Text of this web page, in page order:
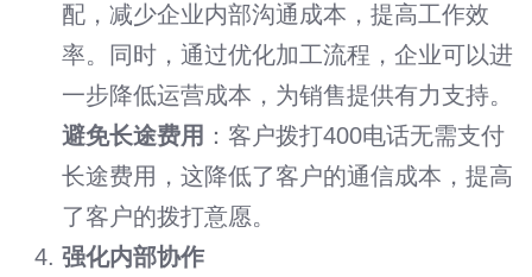
配，减少企业内部沟通成本，提高工作效
率。同时，通过优化加工流程，企业可以进
一步降低运营成本，为销售提供有力支持。
避免长途费用 ：客户拨打400电话无需支付
长途费用，这降低了客户的通信成本，提高
了客户的拨打意愿。
强化内部协作